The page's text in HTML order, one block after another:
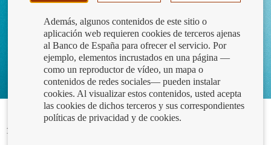
10/03/2022
Además, algunos contenidos de este sitio o
aplicación web requieren cookies de terceros ajenas
al Banco de España para ofrecer el servicio. Por
ejemplo, elementos incrustados en una página —
como un reproductor de vídeo, un mapa o
contenidos de redes sociales— pueden instalar
cookies. Al visualizar estos contenidos, usted acepta
las cookies de dichos terceros y sus correspondientes
políticas de privacidad y de cookies.